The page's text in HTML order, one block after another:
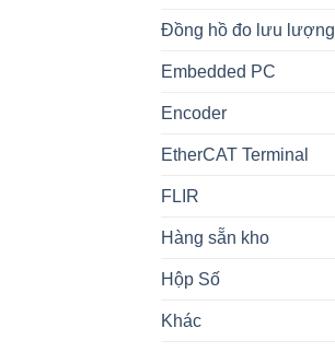
Đồng hồ đo lưu lượng
Embedded PC
Encoder
EtherCAT Terminal
FLIR
Hàng sẵn kho
Hộp Số
Khác